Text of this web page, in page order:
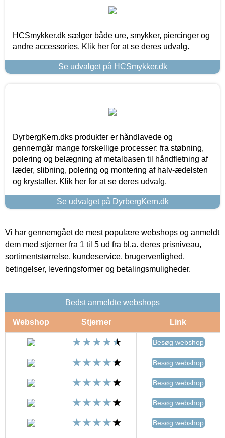
HCSmykker.dk sælger både ure, smykker, piercinger og
andre accessories. Klik her for at se deres udvalg.
Se udvalget på HCSmykker.dk
DyrbergKern.dks produkter er håndlavede og
gennemgår mange forskellige processer: fra støbning,
polering og belægning af metalbasen til håndfletning af
læder, slibning, polering og montering af halv-ædelsten
og krystaller. Klik her for at se deres udvalg.
Se udvalget på DyrbergKern.dk
Vi har gennemgået de mest populære webshops og anmeldt
dem med stjerner fra 1 til 5 ud fra bl.a. deres prisniveau,
sortimentstørrelse, kundeservice, brugervenlighed,
betingelser, leveringsformer og betalingsmuligheder.
Bedst anmeldte webshops
Webshop Stjerner Link
Besøg webshop
Besøg webshop
Besøg webshop
Besøg webshop
Besøg webshop